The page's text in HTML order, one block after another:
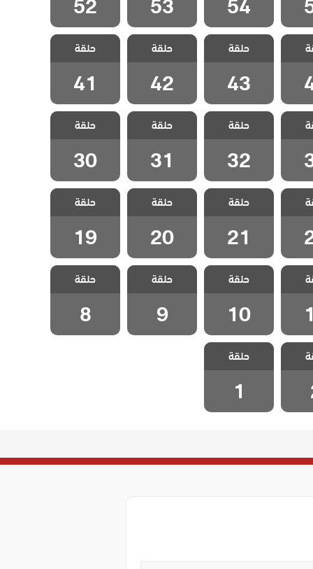
وجزر مسلسل مد وجزر
2 مدبلج الحلقة
43
حلقة
43
مسلسل مد وجزر
2 مدبلج الحلقة
42
حلقة
42
مسلسل مد وجزر
2 مدبلج الحلقة
41
حلقة
41
وجزر مسلسل مد وجزر
2 مدبلج الحلقة
32
حلقة
32
مسلسل مد وجزر
2 مدبلج الحلقة
31
حلقة
31
مسلسل مد وجزر
2 مدبلج الحلقة
30
حلقة
30
وجزر مسلسل مد وجزر
2 مدبلج الحلقة
21
حلقة
21
مسلسل مد وجزر
2 مدبلج الحلقة
20
حلقة
20
مسلسل مد وجزر
2 مدبلج الحلقة
19
حلقة
19
وجزر مسلسل مد وجزر
2 مدبلج الحلقة
10
حلقة
10
مسلسل مد وجزر
2 مدبلج الحلقة
9
حلقة
9
مسلسل مد وجزر
2 مدبلج الحلقة
8
حلقة
8
وجزر مسلسل مد وجزر
2 مدبلج الحلقة
1
حلقة
1